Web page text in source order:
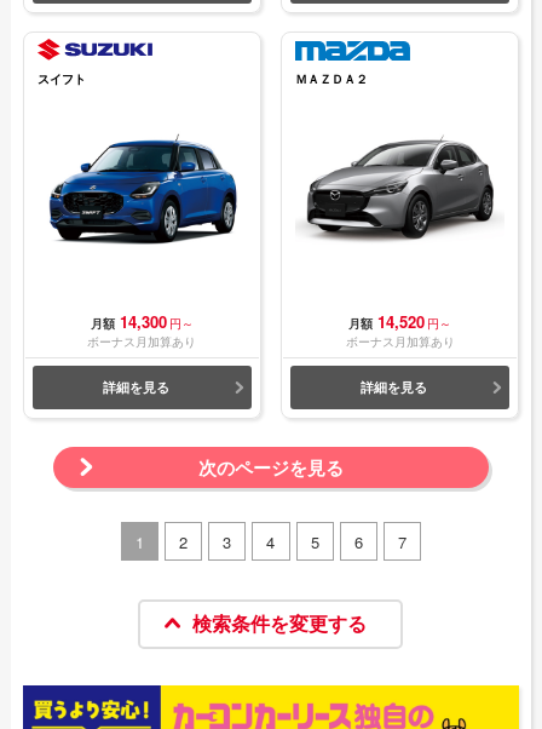
スイフト
月額 14,300 円～
ボーナス月加算あり
詳細を見る
ＭＡＺＤＡ２
月額 14,520 円～
ボーナス月加算あり
詳細を見る
次のページを見る
1 2 3 4 5 6 7
検索条件を変更する